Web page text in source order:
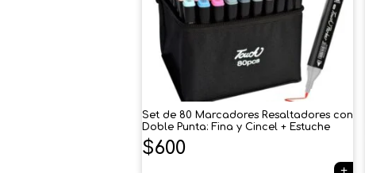
Set de 80 Marcadores Resaltadores con
Doble Punta: Fina y Cincel + Estuche
$600